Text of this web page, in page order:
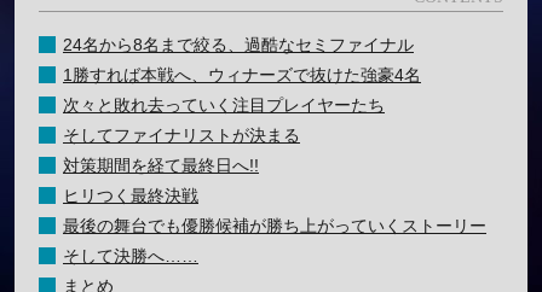
24名から8名まで絞る、過酷なセミファイナル
1勝すれば本戦へ、ウィナーズで抜けた強豪4名
次々と敗れ去っていく注目プレイヤーたち
そしてファイナリストが決まる
対策期間を経て最終日へ!!
ヒリつく最終決戦
最後の舞台でも優勝候補が勝ち上がっていくストーリー
そして決勝へ……
まとめ